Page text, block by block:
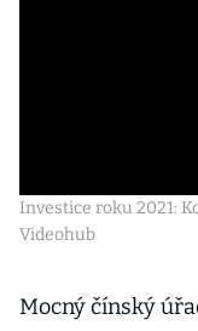
Investice roku 2021:
Videohub
Mocný čínský